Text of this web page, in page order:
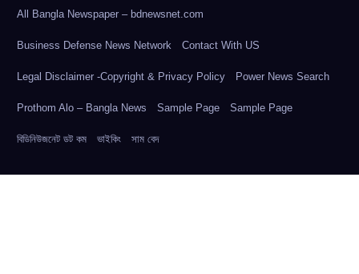
All Bangla Newspaper – bdnewsnet.com
Business Defense News Network Contact With US
Legal Disclaimer -Copyright & Privacy Policy Power News Search
Prothom Alo – Bangla News Sample Page Sample Page
বিডিনিউজনেট ডট কম ভাইকিং সাম বেদ